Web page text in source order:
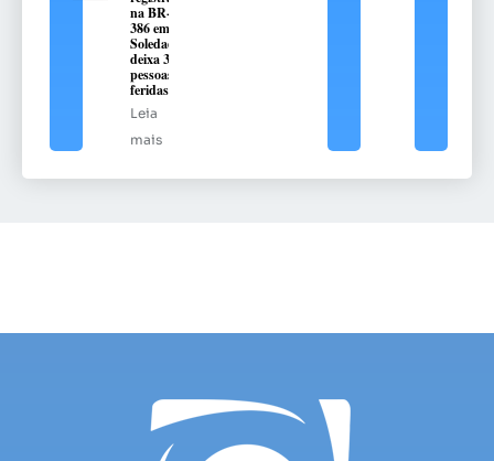
na BR-
386 em
Soledade
deixa 3
pessoas
feridas
Leia
mais